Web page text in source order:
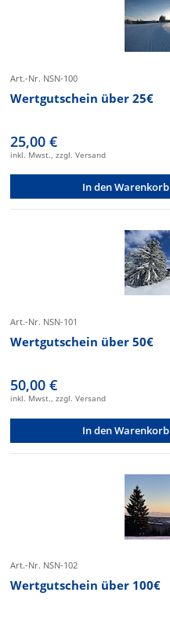
Art.-Nr. NSN-100
Wertgutschein über 25€
25,00 €
inkl. Mwst., zzgl. Versand
In den Warenkorb
Art.-Nr. NSN-101
Wertgutschein über 50€
50,00 €
inkl. Mwst., zzgl. Versand
In den Warenkorb
Art.-Nr. NSN-102
Wertgutschein über 100€